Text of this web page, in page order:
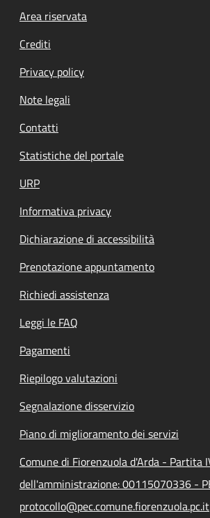
Footer menu
Area riservata
Crediti
Privacy policy
Note legali
Contatti
Statistiche del portale
URP
Informativa privacy
Dichiarazione di accessibilità
Prenotazione appuntamento
Richiedi assistenza
Leggi le FAQ
Pagamenti
Riepilogo valutazioni
Segnalazione disservizio
Piano di miglioramento dei servizi
Comune di Fiorenzuola d'Arda - Partita
dell'amministrazione: 00115070336 -
protocollo@pec.comune.fiorenzuola.pc.it